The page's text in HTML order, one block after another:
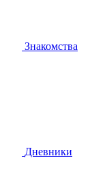
Знакомства
Дневники